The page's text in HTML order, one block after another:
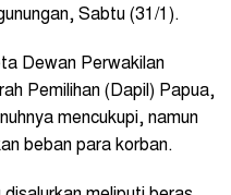
Sabtu (31/1).
Dewan Perwakilan
Pemilihan (Dapil) Papua,
mencukupi, namun
beban para korban.